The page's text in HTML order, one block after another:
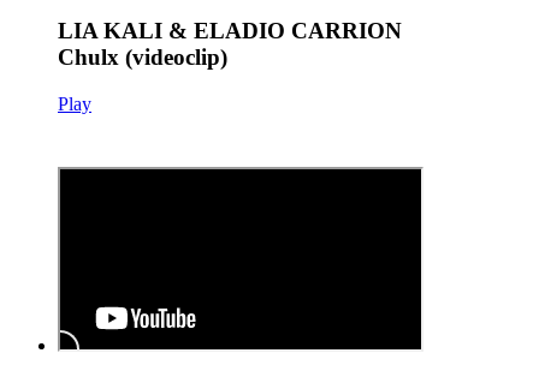
LIA KALI & ELADIO CARRION
Chulx (videoclip)
Play